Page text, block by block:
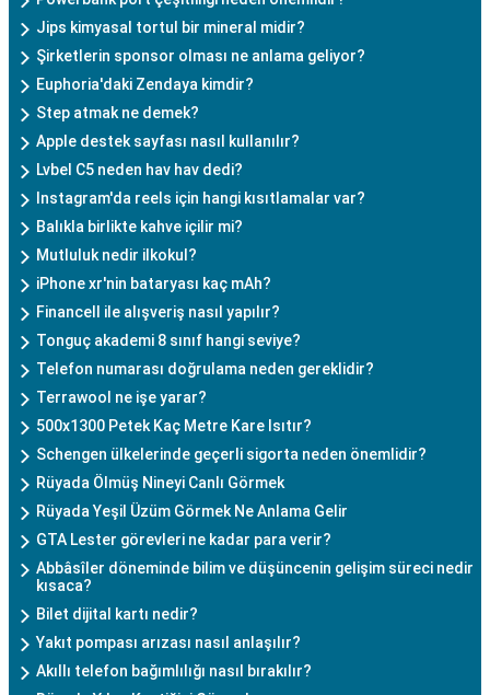
Jips kimyasal tortul bir mineral midir?
Şirketlerin sponsor olması ne anlama geliyor?
Euphoria'daki Zendaya kimdir?
Step atmak ne demek?
Apple destek sayfası nasıl kullanılır?
Lvbel C5 neden hav hav dedi?
Instagram'da reels için hangi kısıtlamalar var?
Balıkla birlikte kahve içilir mi?
Mutluluk nedir ilkokul?
iPhone xr'nin bataryası kaç mAh?
Financell ile alışveriş nasıl yapılır?
Tonguç akademi 8 sınıf hangi seviye?
Telefon numarası doğrulama neden gereklidir?
Terrawool ne işe yarar?
500x1300 Petek Kaç Metre Kare Isıtır?
Schengen ülkelerinde geçerli sigorta neden önemlidir?
Rüyada Ölmüş Nineyi Canlı Görmek
Rüyada Yeşil Üzüm Görmek Ne Anlama Gelir
GTA Lester görevleri ne kadar para verir?
Abbâsîler döneminde bilim ve düşüncenin gelişim süreci nedir
kısaca?
Bilet dijital kartı nedir?
Yakıt pompası arızası nasıl anlaşılır?
Akıllı telefon bağımlılığı nasıl bırakılır?